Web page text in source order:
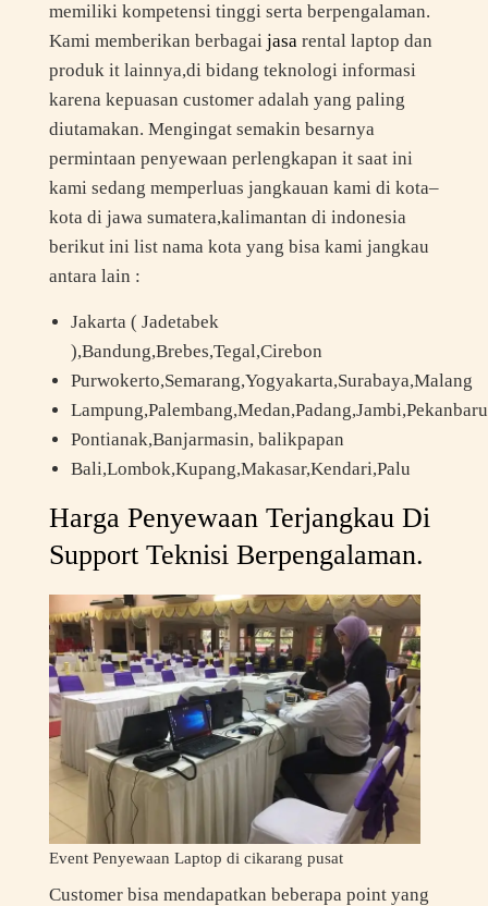
memiliki kompetensi tinggi serta berpengalaman.
Kami memberikan berbagai jasarental laptop dan
produk it lainnya,di bidang teknologi informasi
karena kepuasan customer adalah yang paling
diutamakan. Mengingat semakin besarnya
permintaan penyewaan perlengkapan it saat ini
kami sedang memperluas jangkauan kami di kota–
kota di jawa sumatera,kalimantan di indonesia
berikut ini list nama kota yang bisa kami jangkau
antara lain :
Jakarta ( Jadetabek
),Bandung,Brebes,Tegal,Cirebon
Purwokerto,Semarang,Yogyakarta,Surabaya,Malang
Lampung,Palembang,Medan,Padang,Jambi,Pekanbaru
Pontianak,Banjarmasin, balikpapan
Bali,Lombok,Kupang,Makasar,Kendari,Palu
Harga Penyewaan Terjangkau Di
Support Teknisi Berpengalaman.
Event Penyewaan Laptop di cikarang pusat
Customer bisa mendapatkan beberapa point yang